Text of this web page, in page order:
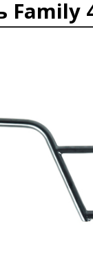
Family